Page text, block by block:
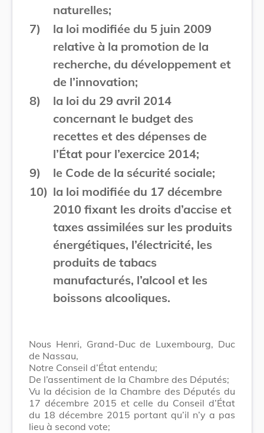
naturelles;
7)
la loi modifiée du 5 juin 2009
relative à la promotion de la
recherche, du développement et
de l’innovation;
8)
la loi du 29 avril 2014
concernant le budget des
recettes et des dépenses de
l’État pour l’exercice 2014;
9)
le Code de la sécurité sociale;
10) la loi modifiée du 17 décembre
2010 fixant les droits d’accise et
taxes assimilées sur les produits
énergétiques, l’électricité, les
produits de tabacs
manufacturés, l’alcool et les
boissons alcooliques.
Nous Henri, Grand-Duc de Luxembourg, Duc
de Nassau,
Notre Conseil d’État entendu;
De l’assentiment de la Chambre des Députés;
Vu la décision de la Chambre des Députés du
17 décembre 2015 et celle du Conseil d’État
du 18 décembre 2015 portant qu’il n’y a pas
lieu à second vote;